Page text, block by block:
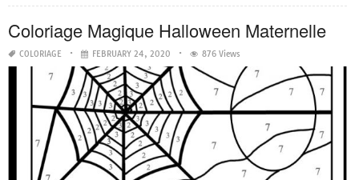
Coloriage Magique Halloween Maternelle
COLORIAGE FEBRUARY 24, 2020 876 Views